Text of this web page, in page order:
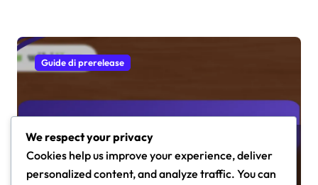
Guide di prerelease
Magic: The Gathering promozioni
buy-a-box: carte esclusive,
We respect your privacy
Cookies help us improve your experience, deliver
personalized content, and analyze traffic. You can